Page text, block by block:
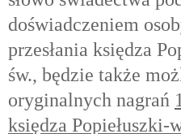
doświadczeniem
przesłania księdza
św., będzie także
oryginalnych nagrań
księdza Popiełuszki-